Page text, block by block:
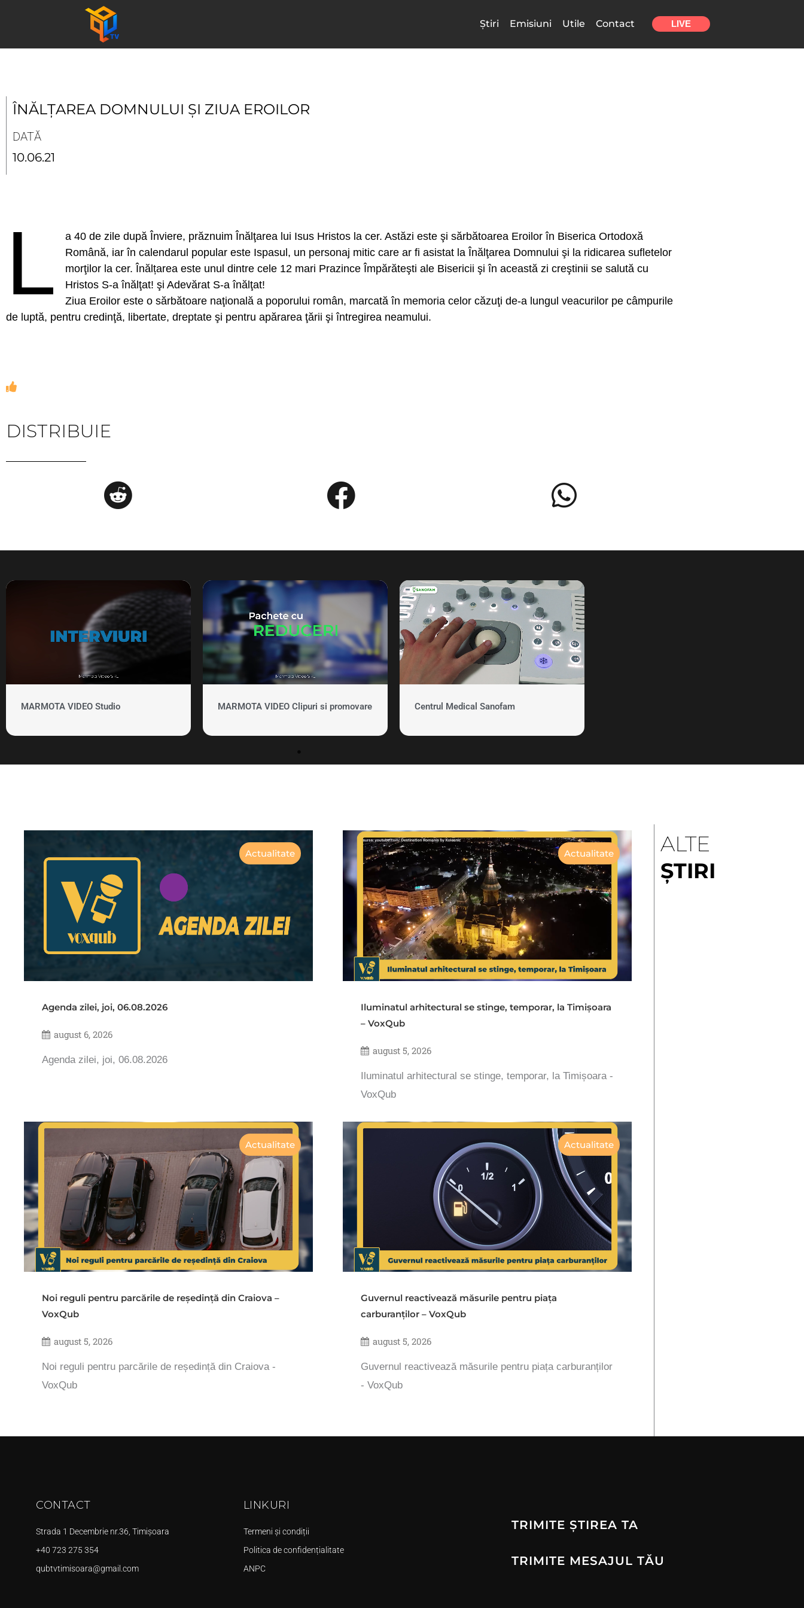
Știri Emisiuni Utile Contact LIVE
ÎNĂLȚAREA DOMNULUI ȘI ZIUA EROILOR
DATĂ
10.06.21
L
a 40 de zile după Înviere, prăznuim Înălţarea lui Isus Hristos la cer. Astăzi este şi sărbătoarea Eroilor în Biserica Ortodoxă
Română, iar în calendarul popular este Ispasul, un personaj mitic care ar fi asistat la Înălţarea Domnului şi la ridicarea sufletelor
morţilor la cer. Înălțarea este unul dintre cele 12 mari Prazince Împărăteşti ale Bisericii şi în această zi creştinii se salută cu
Hristos S-a înălţat! şi Adevărat S-a înălţat!
Ziua Eroilor este o sărbătoare naţională a poporului român, marcată în memoria celor căzuţi de-a lungul veacurilor pe câmpurile
de luptă, pentru credinţă, libertate, dreptate şi pentru apărarea ţării şi întregirea neamului.
DISTRIBUIE
MARMOTA VIDEO Studio MARMOTA VIDEO Clipuri si promovare Centrul Medical Sanofam
Actualitate
Agenda zilei, joi, 06.08.2026
august 6, 2026
Agenda zilei, joi, 06.08.2026
Actualitate
Iluminatul arhitectural se stinge, temporar, la Timișoara
– VoxQub
august 5, 2026
Iluminatul arhitectural se stinge, temporar, la Timișoara -
VoxQub
Actualitate
Noi reguli pentru parcările de reședință din Craiova –
VoxQub
august 5, 2026
Noi reguli pentru parcările de reședință din Craiova -
VoxQub
Actualitate
Guvernul reactivează măsurile pentru piața
carburanților – VoxQub
august 5, 2026
Guvernul reactivează măsurile pentru piața carburanților
- VoxQub
ALTE
ȘTIRI
CONTACT
Strada 1 Decembrie nr.36, Timișoara
+40 723 275 354
qubtvtimisoara@gmail.com
LINKURI
Termeni și condiții
Politica de confidențialitate
ANPC
TRIMITE ȘTIREA TA
TRIMITE MESAJUL TĂU